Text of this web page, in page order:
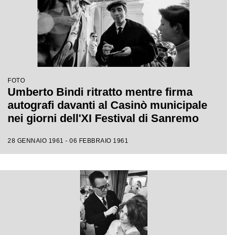
FOTO
Umberto Bindi ritratto mentre firma
autografi davanti al Casinò municipale
nei giorni dell'XI Festival di Sanremo
28 GENNAIO 1961 - 06 FEBBRAIO 1961